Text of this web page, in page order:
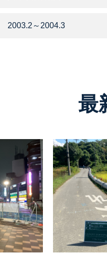
2003.2～2004.3
最